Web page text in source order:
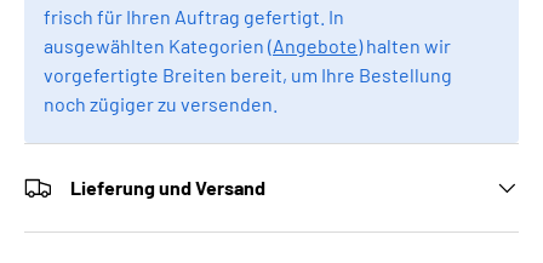
frisch für Ihren Auftrag gefertigt. In
ausgewählten Kategorien (Angebote) halten wir
vorgefertigte Breiten bereit, um Ihre Bestellung
noch zügiger zu versenden.
Lieferung und Versand